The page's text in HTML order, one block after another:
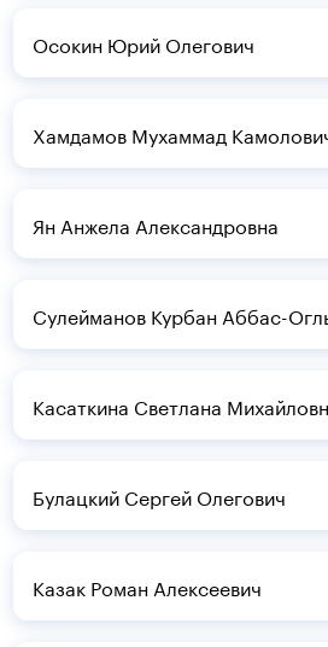
Осокин Юрий Олегович
Хамдамов Мухаммад
Ян Анжела Александровна
Сулейманов Курбан Аббас-
Касаткина Светлана
Булацкий Сергей Олегович
Казак Роман Алексеевич